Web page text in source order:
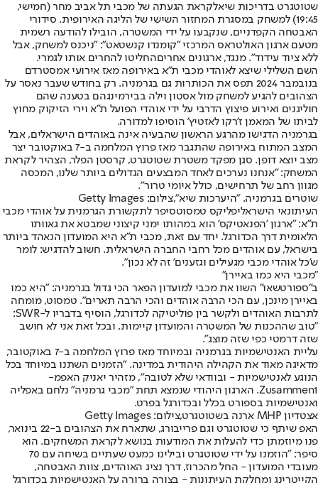
שטוטגרט בדריכות שיאלקראת הגעתה של מכבי תל אביב מחר (חמישי,
19:45) למשחק במסגרת המחזור השישי של הליגה האירופית. סידורי
האבטחה הקפדניים, שנקבעו על ידי המשטרה, הובילו להודעה רשמית
מטעם ארגון האולטראס המרכזי "קומנדו קנשטאט": "ניכנס למשחק, אבל
ללא ציוד עידוד". מנגד, ארגונים אחריםהחליטו להחרים אותו לגמרי.
השם השלילי שיצא לאוהדי מכבי ת"א באירופה מאז אירועי אמסטרדם
בנובמבר 2024 תפס את הכותרות גם בגרמניה. רק בחודש שעבר נאסר על
הצהובים להגיע למשחק מול אסטון וילה בבירמינגהם בטענה שהם
חוליגנים ואירוע פיצוץ הדרבי על ידי אוהדי הפועל ת"א וירי הזיקוק מחוץ
לביתו של המאמן ז'רקו לאזטיץ' הוסיפו למדורה.
בגרמניה הדגישו מהרגע הראשון שהבעיה אינה באוהדים הישראלים, אבל
המצב המתוח באירופה שהתגבר מאז פרוץ המלחמה ב-7 באוקטובר יצר
מצב יוצא דופן. סגן מפקד משטרת שטוטגרט, קרסטן הפלר, הצהיר לקראת
המשחק: "אנחנו נערכים לאחד המבצעים הגדולים ביותר שלנו, המכסה
מגוון רחב של תרחישים, כולל איומי טרור".
שוטרים בגרמניה. "היערכות שיא",צילום: Getty Images
העיתונאי הישראליפליקס טמסוטסיפר לתקשורת הגרמנית על אוהדי מכבי
ת"א: "ארגון 'הפנאטיקס' הוא במהותו ימני קיצוני שמבטא את גאוותו
הלאומית דרך הכדורגל. יחד עם זאת, מכבי ת"א היא המועדון הנאהד ביותר
בישראל, עם אוהדים מכל רחבי החברה הישראלית. חשוב להדגיש: לומר
ש'כל אוהדי מכבי מגעילים וגזענים' זה לא נכון".
"מכבי היא כמו באיירן"
ב"ספורטשאו" השוו את מכבי למועדון הפאר הכי גדול בגרמניה: "היא כמו
באיירן מינכן, עם הכי הרבה אוהדים והכי הרבה תארים". טמסוט, מומחה
לתרבות האוהדים ולקשר בין פוליטיקה לכדורגל, הוסיף בדבריו ל-SWR:
"טוב שההכנות של המשטרה והמועדון קיימות, ובכל זאת אני לא חושב
שזה דרמטי כפי שזה מוצג".
עליית האנטישמיות בגרמניה ובמיוחד מאז פרוץ המלחמה ב-7 באוקטובר,
מדאיגה מאוד את הקהילה היהודית במדינה. "הזמנים השתנו במיוחד בכל
הנוגע לאנטישמיות - ובוודאי שלא לטובה", מזהיר יאניק האפמ-
Zusammen1. הארגון היהודי שנמצא תחת "מכבי גרמניה" נלחם באפליה
ואנטישמיות בספורט בכלל ובכדורגל בפרט.
אצטדיון MHP ארנה בשטוטגרט,צילום: Getty Images
האפ שיתף כי שטוטגרט וגם פרייבורג, שתארח את הצהובים ב-22 בינואר,
פנו מיוזמתן כדי להעלות את המודעות בנושא לקראת המשחקים. הוא
סיפר: "הוזמנו על ידי שטוטגרט ובילינו כמעט שעתיים בשיחה עם 70
מעובדי המועדון - החל מהכרוז, דרך נציג האוהדים, צוות האבטחה,
הקייטרינג ומחלקת העיתונות - בצורה ברורה על האנטישמיות בכדורגל